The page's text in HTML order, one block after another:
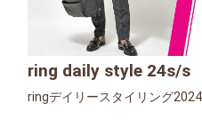
ring daily style 24s/s
ringデイリースタイリング